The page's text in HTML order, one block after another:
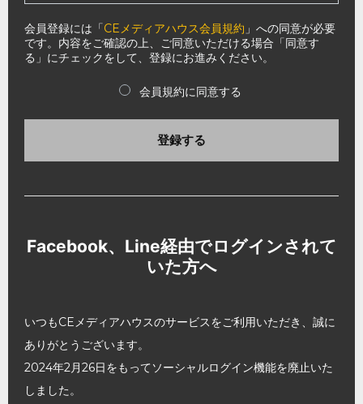
会員登録には「CEメディアハウス会員規約 」への同意が必要
です。内容をご確認の上、ご同意いただける場合「同意す
る」にチェックをして、登録にお進みください。
会員規約に同意する
登録する
Facebook、Line経由でログインされて
いた方へ
いつもCEメディアハウスのサービスをご利用いただき、誠に
ありがとうございます。
2024年2月26日をもってソーシャルログイン機能を廃止いた
しました。